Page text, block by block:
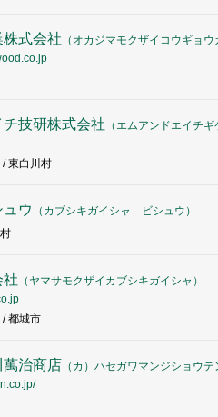
式会社 （ オカジマモクザイコウギョ
技研株式会社 （エムアンドエイチ
東白川村
ウ （ カブシキガイシャ ビシュウ ）
社 （ ヤマサモクザイカブシキガイシャ ）
都城市
治商店 （ カ）ハセガワマンジショウテ